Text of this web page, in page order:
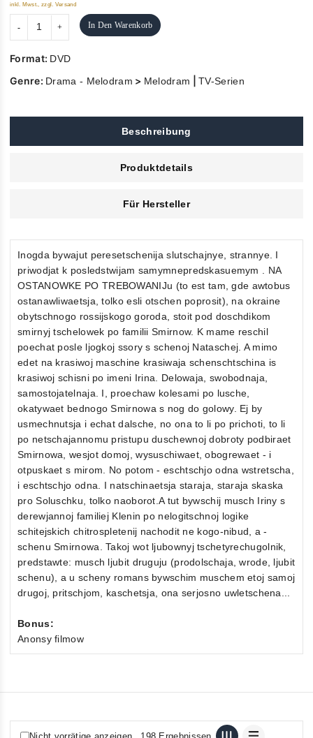
inkl. Mwst., zzgl. Versand
In Den Warenkorb
Format: DVD
Genre: Drama - Melodram > Melodram |TV-Serien
Beschreibung
Produktdetails
Für Hersteller
Inogda bywajut peresetschenija slutschajnye, strannye. I
priwodjat k posledstwijam samymnepredskasuemym . NA
OSTANOWKE PO TREBOWANIJu (to est tam, gde awtobus
ostanawliwaetsja, tolko esli otschen poprosit), na okraine
obytschnogo rossijskogo goroda, stoit pod doschdikom
smirnyj tschelowek po familii Smirnow. K mame reschil
poechat posle ljogkoj ssory s schenoj Nataschej. A mimo
edet na krasiwoj maschine krasiwaja schenschtschina is
krasiwoj schisni po imeni Irina. Delowaja, swobodnaja,
samostojatelnaja. I, proechaw kolesami po lusche,
okatywaet bednogo Smirnowa s nog do golowy. Ej by
usmechnutsja i echat dalsche, no ona to li po prichoti, to li
po netschajannomu pristupu duschewnoj dobroty podbiraet
Smirnowa, wesjot domoj, wysuschiwaet, obogrewaet - i
otpuskaet s mirom. No potom - eschtschjo odna wstretscha,
i eschtschjo odna. I natschinaetsja staraja, staraja skaska
pro Soluschku, tolko naoborot.A tut bywschij musch Iriny s
derewjannoj familiej Klenin po nelogitschnoj logike
schitejskich chitrospletenij nachodit ne kogo-nibud, a -
schenu Smirnowa. Takoj wot ljubownyj tschetyrechugolnik,
predstawte: musch ljubit druguju (prodolschaja, wrode, ljubit
schenu), a u scheny romans bywschim muschem etoj samoj
drugoj, pritschjom, kaschetsja, ona serjosno uwletschena...
Bonus:
Anonsy filmow